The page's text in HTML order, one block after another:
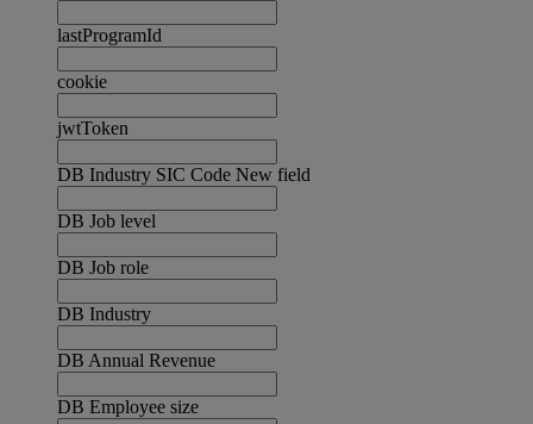
lastProgramId
cookie
jwtToken
DB Industry SIC Code New field
DB Job level
DB Job role
DB Industry
DB Annual Revenue
DB Employee size